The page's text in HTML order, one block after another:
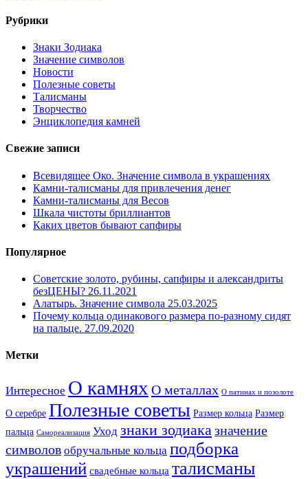
Рубрики
Знаки Зодиака
Значение символов
Новости
Полезные советы
Талисманы
Творчество
Энциклопедия камней
Свежие записи
Всевидящее Око. Значение символа в украшениях
Камни-талисманы для привлечения денег
Камни-талисманы для Весов
Шкала чистоты бриллиантов
Каких цветов бывают сапфиры
Популярное
Советские золото, рубины, сапфиры и александриты
безЦЕНЫ? 26.11.2021
Алатырь. Значение символа 25.03.2025
Почему кольца одинакового размера по-разному сидят
на пальце. 27.09.2020
Метки
Интересное О камнях О металлах О патинах и позолоте
О серебре Полезные советы Размер кольца Размер
пальца Самореализация Уход знаки зодиака значение
символов обручальные кольца подборка
украшений свадебные кольца талисманы